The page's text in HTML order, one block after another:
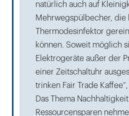
natürlich auch auf
Mehrwegspülbecher, die
Thermodesinfektor
können. Soweit möglich
Elektrogeräte außer der
einer Zeitschaltuhr
trinken Fair Trade
Das Thema
Ressourcensparen